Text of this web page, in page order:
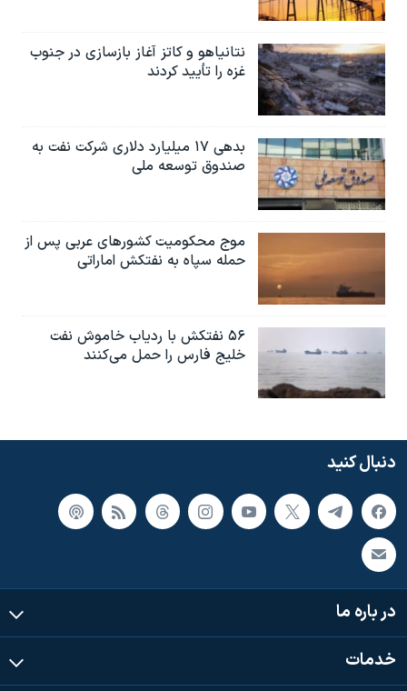
نتانیاهو و کاتز آغاز بازسازی در جنوب
غزه را تأیید کردند
بدهی ۱۷ میلیارد دلاری شرکت نفت به
صندوق توسعه ملی
موج محکومیت کشورهای عربی پس از
حمله سپاه به نفتکش اماراتی
۵۶ نفتکش با ردیاب خاموش نفت
خلیج فارس را حمل می‌کنند
دنبال کنید
در باره ما
خدمات